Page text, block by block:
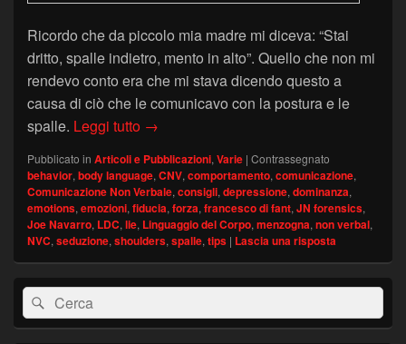
Ricordo che da piccolo mia madre mi diceva: “Stai
dritto, spalle indietro, mento in alto”. Quello che non mi
rendevo conto era che mi stava dicendo questo a
causa di ciò che le comunicavo con la postura e le
spalle. Leggi tutto Spalle: cosa rivelano di noi?
→
Pubblicato in Articoli e Pubblicazioni, Varie | Contrassegnato
behavior, body language, CNV, comportamento, comunicazione,
Comunicazione Non Verbale, consigli, depressione, dominanza,
emotions, emozioni, fiducia, forza, francesco di fant, JN forensics,
Joe Navarro, LDC, lie, Linguaggio del Corpo, menzogna, non verbal,
NVC, seduzione, shoulders, spalle, tips | Lascia una risposta
Area
widget
barra
laterale
Cerca:Cerca